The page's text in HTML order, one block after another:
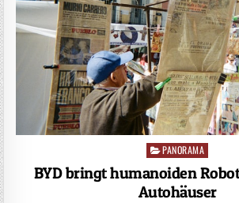
Posted
PANORAMA
BYD bringt humanoiden
Autohäuser